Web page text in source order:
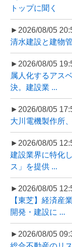
トップに聞く
►2026/08/05
清水建設と建物
►2026/08/05
属人化するアス
決。建設業 ...
►2026/08/05
大川電機製作所
►2026/08/05
建設業界に特化
ス」を提供 ...
►2026/08/05
【東芝】経済産
開発・建設に ...
►2026/08/05